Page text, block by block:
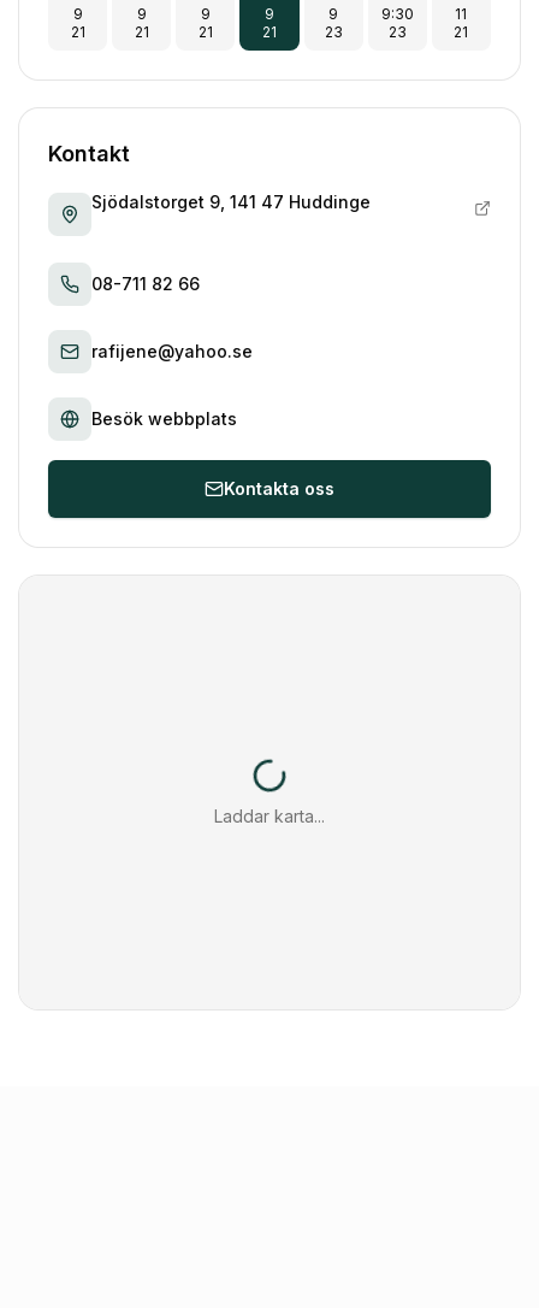
9
21
9
21
9
21
9
21
9
23
9:30
23
11
21
Kontakt
Sjödalstorget 9, 141 47 Huddinge
08-711 82 66
rafijene@yahoo.se
Besök webbplats
Kontakta oss
Laddar karta...